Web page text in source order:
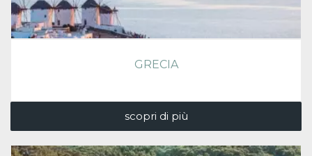
GRECIA
scopri di più